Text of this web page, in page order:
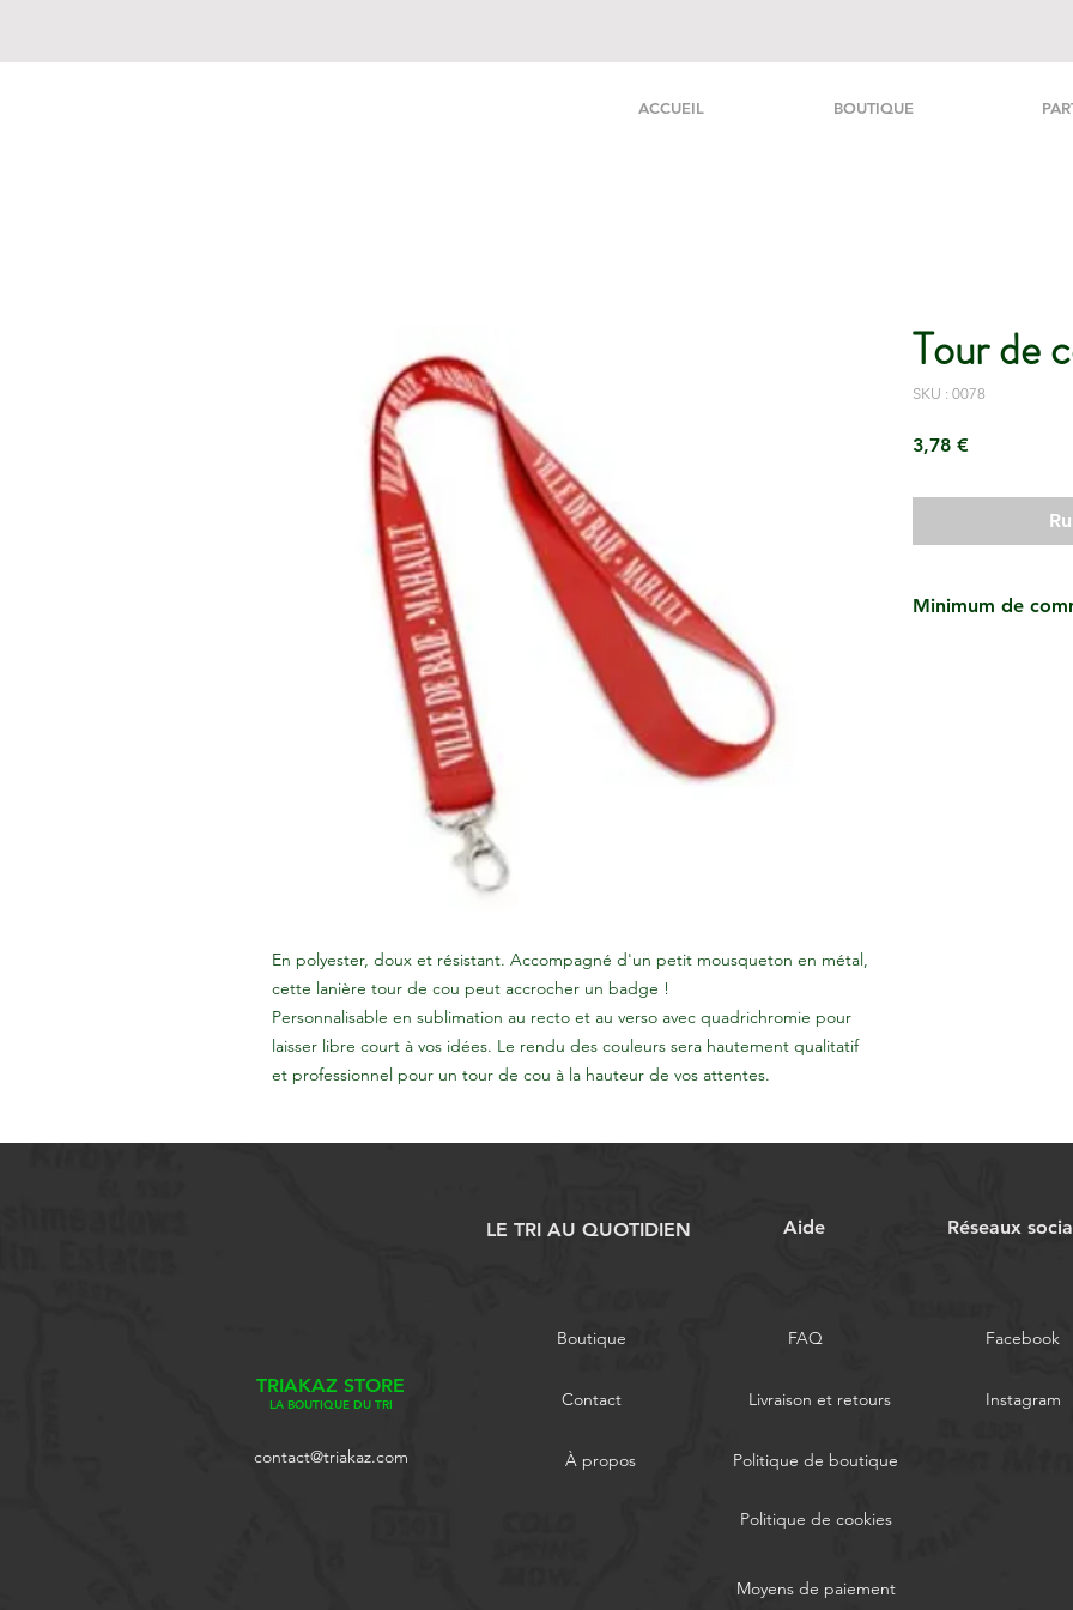
ACCUEIL BOUTIQUE
En polyester, doux et résistant. Accompagné d'un petit mousqueton en métal,
cette lanière tour de cou peut accrocher un badge !
Personnalisable en sublimation au recto et au verso avec quadrichromie pour
laisser libre court à vos idées. Le rendu des couleurs sera hautement qualitatif
et professionnel pour un tour de cou à la hauteur de vos attentes.
Tour de
SKU : 0078
3,78 €Prix
Minimum de
LE TRI AU QUOTIDIEN Aide Réseaux
TRIAKAZ STORE
LA BOUTIQUE DU TRI
contact@triakaz.com
Boutique
Contact
À propos
FAQ
Livraison et retours
Politique de boutique
Facebook
Instagram
Politique de cookies
Moyens de paiement